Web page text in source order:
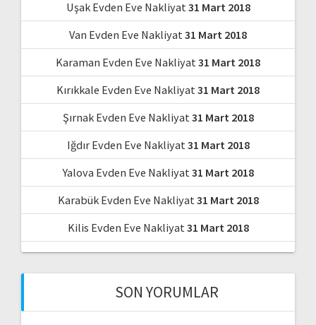
Uşak Evden Eve Nakliyat31 Mart 2018
Van Evden Eve Nakliyat31 Mart 2018
Karaman Evden Eve Nakliyat31 Mart 2018
Kırıkkale Evden Eve Nakliyat31 Mart 2018
Şırnak Evden Eve Nakliyat31 Mart 2018
Iğdır Evden Eve Nakliyat31 Mart 2018
Yalova Evden Eve Nakliyat31 Mart 2018
Karabük Evden Eve Nakliyat31 Mart 2018
Kilis Evden Eve Nakliyat31 Mart 2018
SON YORUMLAR